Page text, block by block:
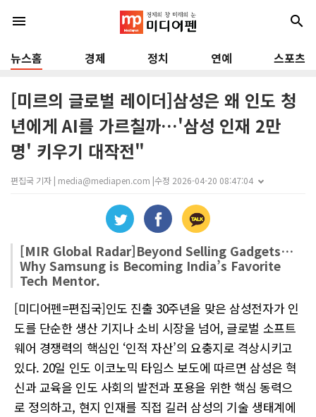
menu search
뉴스홈 경제 정치 연예 스포츠
[미르의 글로벌 레이더]삼성은 왜 인도 청
년에게 AI를 가르칠까…'삼성 인재 2만
명' 키우기 대작전"
편집국 기자 | media@mediapen.com |수정 2026-04-20 08:47:04
[MIR Global Radar]Beyond Selling Gadgets…
Why Samsung is Becoming India’s Favorite
Tech Mentor.
[미디어펜=편집국]인도 진출 30주년을 맞은 삼성전자가 인
도를 단순한 생산 기지나 소비 시장을 넘어, 글로벌 소프트
웨어 경쟁력의 핵심인 ‘인적 자산’의 요충지로 격상시키고
있다. 20일 인도 이코노믹 타임스 보도에 따르면 삼성은 혁
신과 교육을 인도 사회의 발전과 포용을 위한 핵심 동력으
로 정의하고, 현지 인재를 직접 길러 삼성의 기술 생태계에